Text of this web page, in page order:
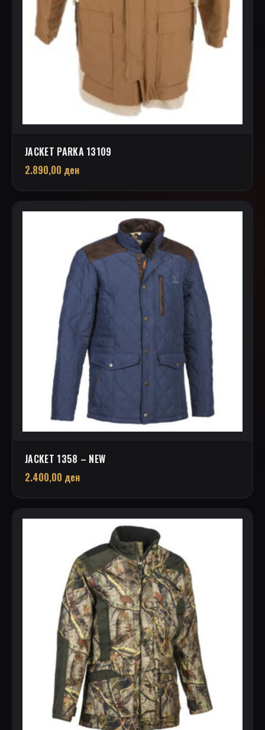
JACKET PARKA 13109
2.890,00 ден
JACKET 1358 – NEW
2.400,00 ден